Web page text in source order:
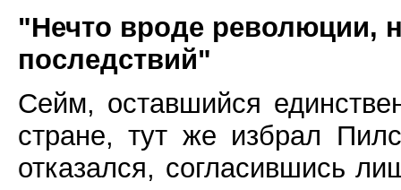
"Нечто вроде революции,
последствий"
Сейм, оставшийся
стране, тут же избрал
отказался, согласившись